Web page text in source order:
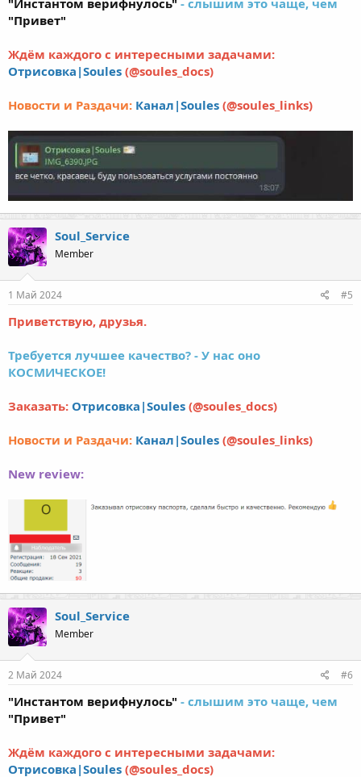
"Инстантом верифнулось" - слышим это чаще, чем
"Привет"
Ждём каждого с интересными задачами:
Отрисовка|Soules (@soules_docs)
Новости и Раздачи: Канал|Soules (@soules_links)
Soul_Service
Member
1 Май 2024 #5
Приветствую, друзья.
Требуется лучшее качество? - У нас оно
КОСМИЧЕСКОЕ!
Заказать: Отрисовка|Soules (@soules_docs)
Новости и Раздачи: Канал|Soules (@soules_links)
New review:
Soul_Service
Member
2 Май 2024 #6
"Инстантом верифнулось" - слышим это чаще, чем
"Привет"
Ждём каждого с интересными задачами:
Отрисовка|Soules (@soules_docs)